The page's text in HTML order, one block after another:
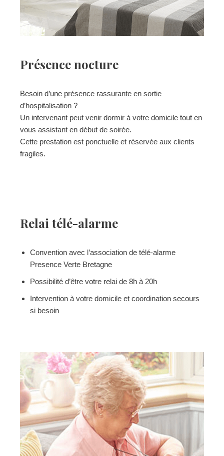
Présence nocture
Besoin d’une présence rassurante en sortie
d’hospitalisation ?
Un intervenant peut venir dormir à votre domicile tout en
vous assistant en début de soirée.
Cette prestation est ponctuelle et réservée aux clients
fragiles.
Relai télé-alarme
Convention avec l’association de télé-alarme
Presence Verte Bretagne
Possibilité d’être votre relai de 8h à 20h
Intervention à votre domicile et coordination secours
si besoin